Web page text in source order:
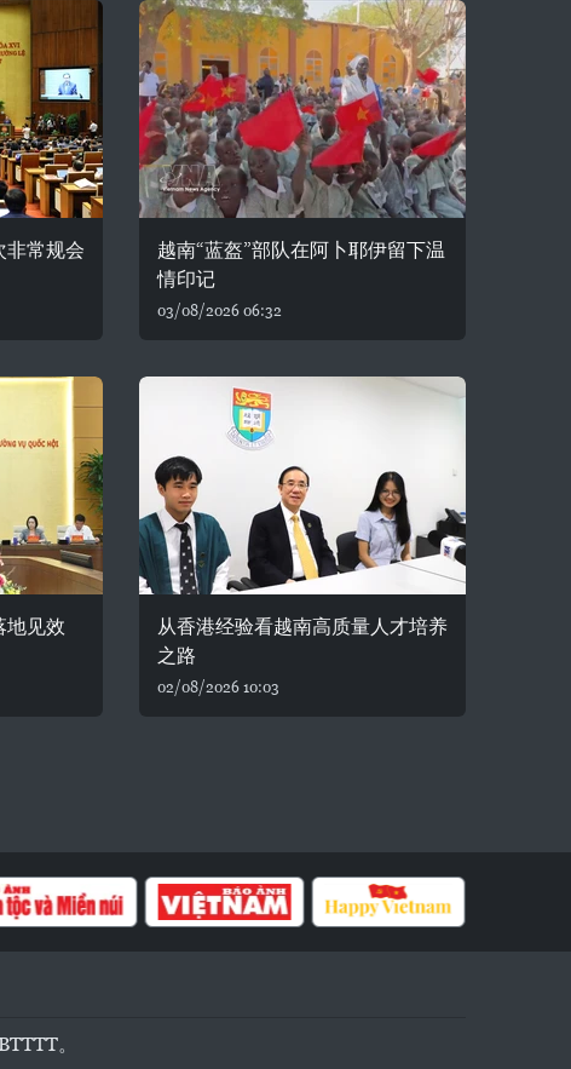
非常规会
越南“蓝盔”部队在阿卜耶伊留下温
情印记
03/08/2026 06:32
地见效
从香港经验看越南高质量人才培养
之路
02/08/2026 10:03
。